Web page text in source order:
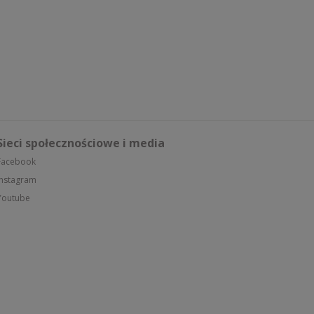
społecznościowe i media